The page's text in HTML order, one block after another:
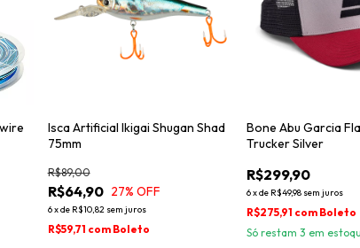
Isca Artificial Ikigai Shugan Shad
75mm
R$64,90
R$89,00
27% OFF
6xde R$10,82 sem juros
R$59,71 com Boleto
Bone Abu Garcia
Trucker Silver
R$299,90
6xde R$49,98 sem juros
R$275,91 com Boleto
Só restam3 em